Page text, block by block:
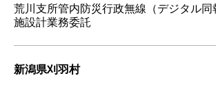
荒川支所管内防災行政無線（デジタル
施設計業務委託
新潟県刈羽村